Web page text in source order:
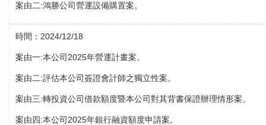
案由二:鴻勝公司營運設備購置案。
時間：2024/12/18
案由一:本公司2025年營運計畫案。
案由二:評估本公司簽證會計師之獨立性案。
案由三:轉投資公司借款額度暨本公司對其背書保證辦理情形案。
案由四:本公司2025年銀行融資額度申請案。